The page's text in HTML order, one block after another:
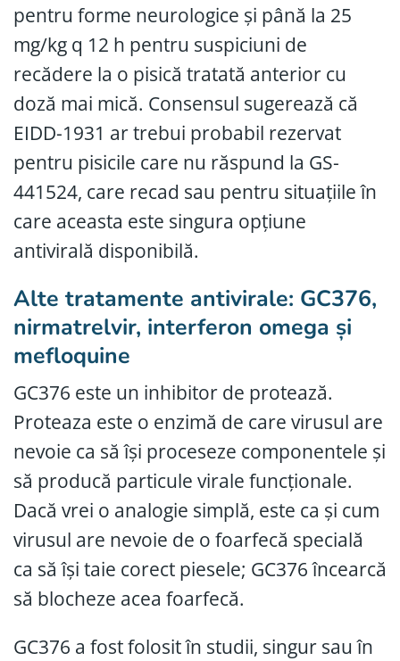
pentru forme neurologice și până la 25
mg/kg q 12 h pentru suspiciuni de
recădere la o pisică tratată anterior cu
doză mai mică. Consensul sugerează că
EIDD-1931 ar trebui probabil rezervat
pentru pisicile care nu răspund la GS-
441524, care recad sau pentru situațiile în
care aceasta este singura opțiune
antivirală disponibilă.
Alte tratamente antivirale: GC376,
nirmatrelvir, interferon omega și
mefloquine
GC376 este un inhibitor de protează.
Proteaza este o enzimă de care virusul are
nevoie ca să își proceseze componentele și
să producă particule virale funcționale.
Dacă vrei o analogie simplă, este ca și cum
virusul are nevoie de o foarfecă specială
ca să își taie corect piesele; GC376 încearcă
să blocheze acea foarfecă.
GC376 a fost folosit în studii, singur sau în